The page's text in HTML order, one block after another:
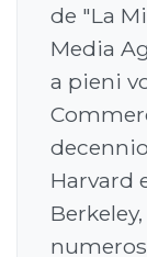
de "La
Media
a pieni
Harvard